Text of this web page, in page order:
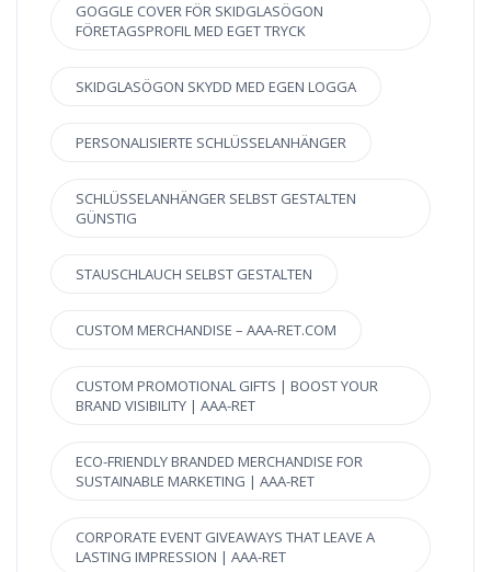
GOGGLE COVER FÖR SKIDGLASÖGON
FÖRETAGSPROFIL MED EGET TRYCK
SKIDGLASÖGON SKYDD MED EGEN LOGGA
PERSONALISIERTE SCHLÜSSELANHÄNGER
SCHLÜSSELANHÄNGER SELBST GESTALTEN
GÜNSTIG
STAUSCHLAUCH SELBST GESTALTEN
CUSTOM MERCHANDISE – AAA-RET.COM
CUSTOM PROMOTIONAL GIFTS | BOOST YOUR
BRAND VISIBILITY | AAA-RET
ECO-FRIENDLY BRANDED MERCHANDISE FOR
SUSTAINABLE MARKETING | AAA-RET
CORPORATE EVENT GIVEAWAYS THAT LEAVE A
LASTING IMPRESSION | AAA-RET